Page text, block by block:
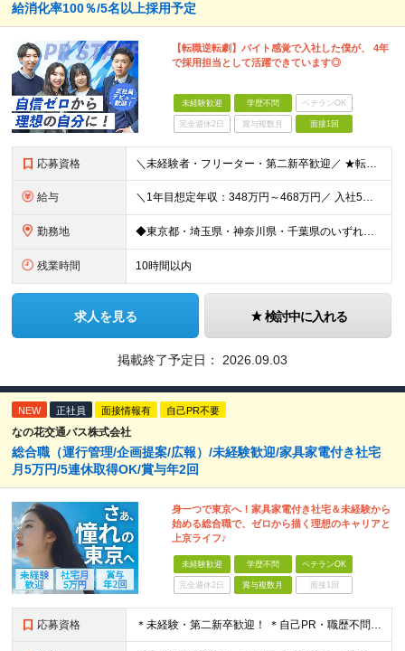
給消化率100％/5名以上採用予定
【転職逆転劇】バイト感覚で入社した僕が、 4年
で採用担当として活躍できています◎
未経験歓迎 学歴不問 ベテランOK
完全週休2日 賞与複数月 面接1回
応募資格 ＼未経験者・フリーター・第二新卒歓迎／ ★転職回数4回の社員も現在は中心メンバーとして活躍中 ◆正社員デビューOK！ ◆学歴・経験一切不問 ▼----面接担当者より----▼ 「過去は変えられない
給与 ＼1年目想定年収：348万円～468万円／ 入社5年目で月給60.8万円も実現可能！ 月給：25万円～35万円＋交通費全額支給＋資格手当＋賞与など ※経験・スキルを考慮の上、決定します ※残業代は
勤務地 ◆東京都・埼玉県・神奈川県・千葉県のいずれかの携帯ショップやイベント会場に配属 ◆「家から近い場所で働きたい！」という社員の要望に応えてプロジェクトを獲得した実例あり ■本社 東京都豊島区南池袋2-
残業時間 10時間以内
求人を見る 検討中に入れる
掲載終了予定日： 2026.09.03
NEW 正社員 面接情報有 自己PR不要
なの花交通バス株式会社
総合職（運行管理/企画提案/広報）/未経験歓迎/家具家電付き社宅
月5万円/5連休取得OK/賞与年2回
身一つで東京へ！家具家電付き社宅＆未経験から
始める総合職で、ゼロから描く理想のキャリアと
上京ライフ♪
未経験歓迎 学歴不問 ベテランOK
完全週休2日 賞与複数月 面接1回
応募資格 ＊未経験・第二新卒歓迎！ ＊自己PR・職歴不問 ＊20代・30代が活躍中 ★普通自動車免許（AT限定可）をお持ちの方 ★学歴不問！ ＼こんな方にピッタリ／ ・身一つで東京での一人暮らしを始めたい方